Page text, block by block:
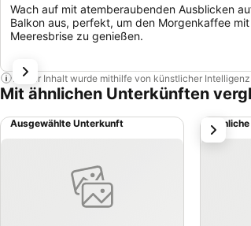
Wach auf mit atemberaubenden Ausblicken
Balkon aus, perfekt, um den Morgenkaffee
Meeresbrise zu genießen.
Dieser Inhalt wurde mithilfe von künstlicher
Mit ähnlichen Unterkünften
Ausgewählte Unterkunft weiter